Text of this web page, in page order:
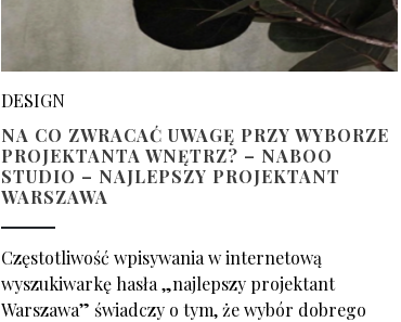
DESIGN
NA CO ZWRACAĆ UWAGĘ PRZY WYBORZE
PROJEKTANTA WNĘTRZ? – NABOO
STUDIO – NAJLEPSZY PROJEKTANT
WARSZAWA
Częstotliwość wpisywania w internetową
wyszukiwarkę hasła „najlepszy projektant
Warszawa” świadczy o tym, że wybór dobrego